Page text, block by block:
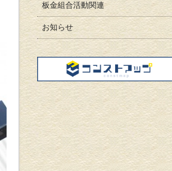
板金組合活動関連
お知らせ